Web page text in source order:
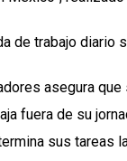
de trabajo diario
asegura
fuera de su
sus tareas